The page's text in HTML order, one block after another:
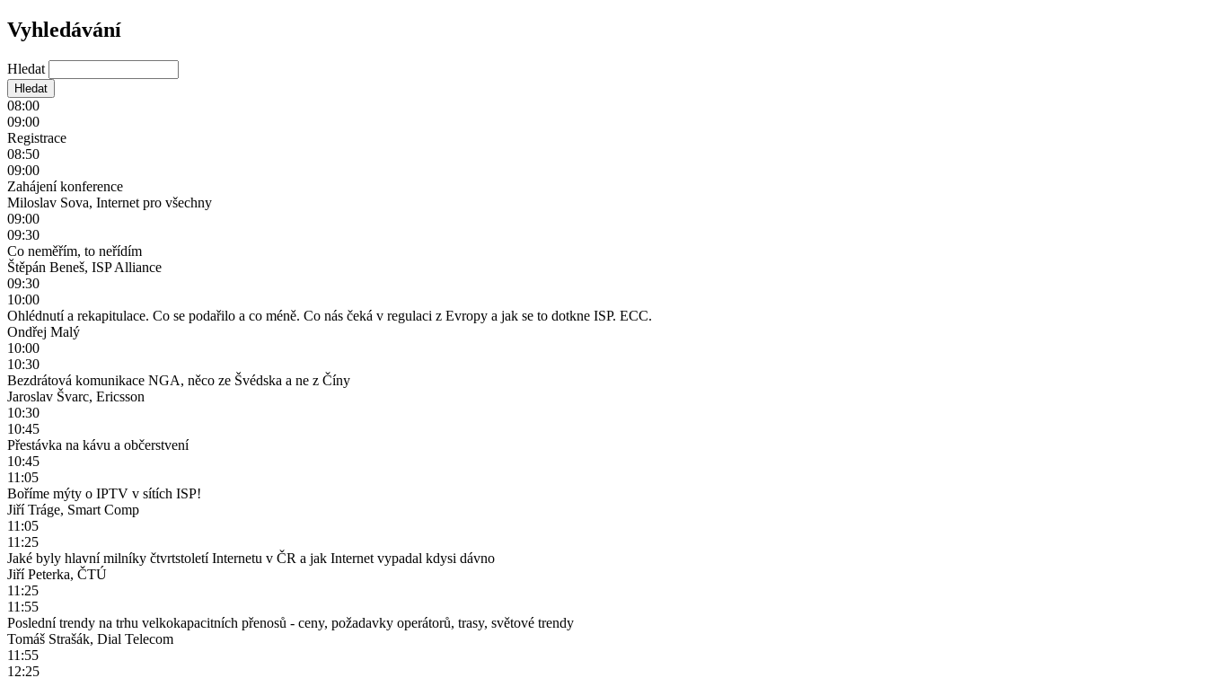
Vyhledávání
Hledat
08:00
09:00
Registrace
08:50
09:00
Zahájení konference
Miloslav Sova, Internet pro všechny
09:00
09:30
Co neměřím, to neřídím
Štěpán Beneš, ISP Alliance
09:30
10:00
Ohlédnutí a rekapitulace. Co se podařilo a co méně. Co nás čeká v regulaci z Evropy a jak se to dotkne ISP. ECC.
Ondřej Malý
10:00
10:30
Bezdrátová komunikace NGA, něco ze Švédska a ne z Číny
Jaroslav Švarc, Ericsson
10:30
10:45
Přestávka na kávu a občerstvení
10:45
11:05
Boříme mýty o IPTV v sítích ISP!
Jiří Tráge, Smart Comp
11:05
11:25
Jaké byly hlavní milníky čtvrtstoletí Internetu v ČR a jak Internet vypadal kdysi dávno
Jiří Peterka, ČTÚ
11:25
11:55
Poslední trendy na trhu velkokapacitních přenosů - ceny, požadavky operátorů, trasy, světové trendy
Tomáš Strašák, Dial Telecom
11:55
12:25